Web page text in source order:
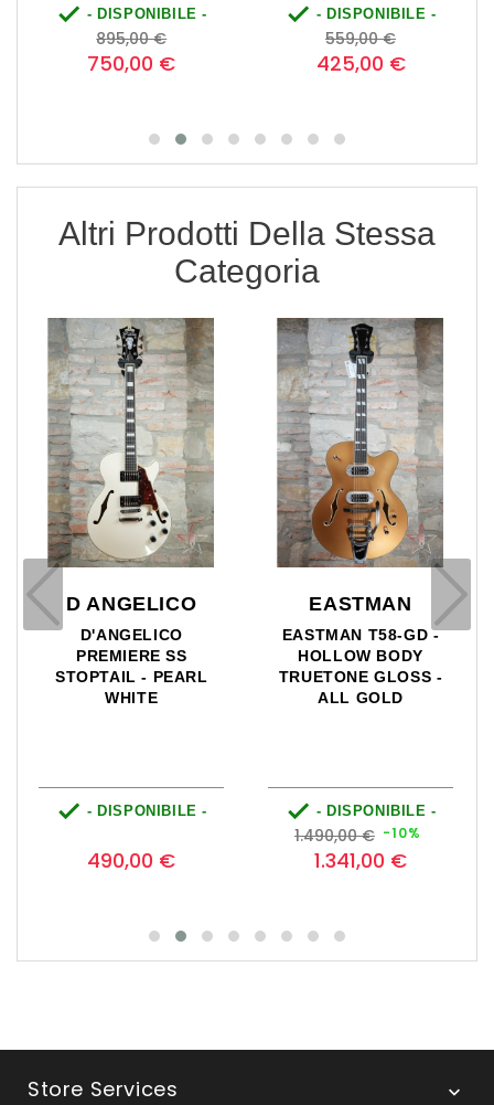
- DISPONIBILE -
Prezzo
base
650,00 €
495,00 €
- DISPONIBILE -
Prezzo
base
599,00 €
475,00 €
Altri Prodotti Della Stessa
Categoria
SIRE
SIRE LARRY CARLTON
H7V VS - 330 STYLE -
VINTAGE SUNBURST
- DISPONIBILE -
base
575,00 €
EASTMAN
EASTMAN AR503CE-
SB - SOLID TOP -
TRUETONE GLOSS -
SUNBURST
- DISPONIBILE -
Prezzo
base
1.690,00 € -10%
1.521,00 €
Store Services 